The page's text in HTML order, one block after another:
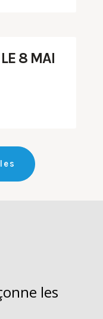
8 MAI
les